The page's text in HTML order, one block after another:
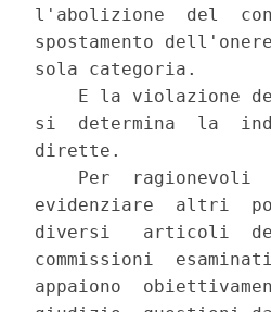
l'abolizione  del
spostamento
sola categoria.
E la violazione
si  determina  la
dirette.
Per  ragionevoli
evidenziare  altri
diversi   articoli
commissioni
appaiono